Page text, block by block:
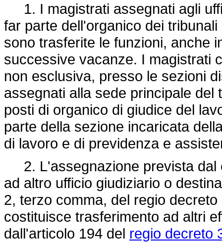
1. I magistrati assegnati agli
far parte dell'organico dei
sono trasferite le funzioni, anche
successive vacanze. I magistrati
non esclusiva, presso le sezioni
assegnati alla sede principale
posti di organico di giudice del
parte della sezione incaricata
di lavoro e di previdenza e
2. L'assegnazione prevista dal
ad altro ufficio giudiziario o
2, terzo comma, del regio decreto
costituisce trasferimento ad altri
dall'articolo 194 del regio decreto